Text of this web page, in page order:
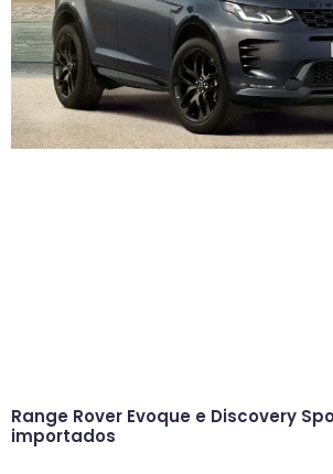
Range Rover Evoque e Discovery
importados